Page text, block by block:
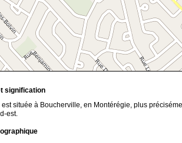
signification
est située à Boucherville, en Montérégie, plus
est.